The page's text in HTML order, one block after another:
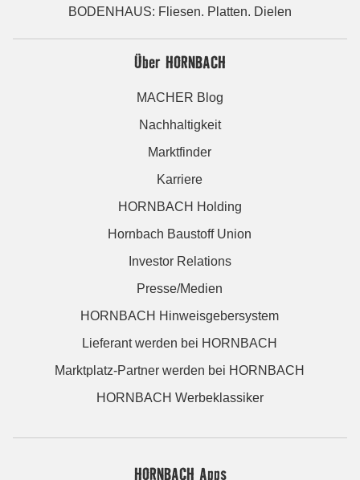
BODENHAUS: Fliesen. Platten. Dielen
Über HORNBACH
MACHER Blog
Nachhaltigkeit
Marktfinder
Karriere
HORNBACH Holding
Hornbach Baustoff Union
Investor Relations
Presse/Medien
HORNBACH Hinweisgebersystem
Lieferant werden bei HORNBACH
Marktplatz-Partner werden bei HORNBACH
HORNBACH Werbeklassiker
HORNBACH Apps